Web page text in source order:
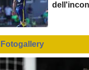
Fotogallery